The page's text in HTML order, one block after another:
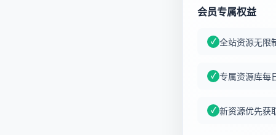
会员专属权益
全站资源无限
专属资源库每
新资源优先获